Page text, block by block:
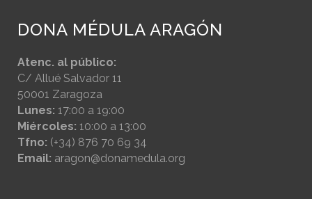
DONA MÉDULA ARAGÓN
Atenc. al público:
C/ Allué Salvador 11
50001 Zaragoza
Lunes: 17:00 a 19:00
Miércoles: 10:00 a 13:00
Tfno: (+34) 876 70 69 34
Email: aragon@donamedula.org